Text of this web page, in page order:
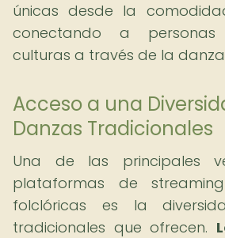
únicas desde la
conectando a
culturas a través de la
Acceso a una
Danzas Tradicionales
Una de las principales
plataformas de
folclóricas es la
tradicionales que ofrecen.